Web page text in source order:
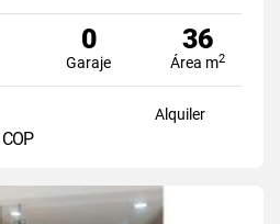
0
Garaje
36
Área m2
Alquiler
COP